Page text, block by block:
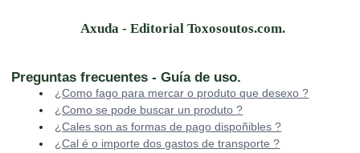
Axuda - Editorial Toxosoutos.com.
Preguntas frecuentes - Guía de uso.
¿Como fago para mercar o produto que desexo ?
¿Como se pode buscar un produto ?
¿Cales son as formas de pago dispoñibles ?
¿Cal é o importe dos gastos de transporte ?